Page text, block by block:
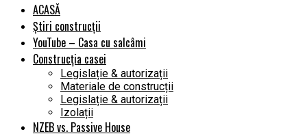
ACASĂ
Știri construcții
YouTube – Casa cu salcâmi
Construcția casei
Legislație & autorizații
Materiale de construcții
Legislație & autorizații
Izolații
NZEB vs. Passive House